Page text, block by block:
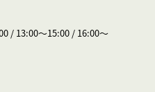
/ 13:00〜15:00 / 16:00～